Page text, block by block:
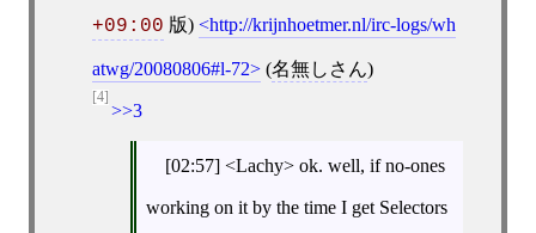
+09:00 版) http://krijnhoetmer.nl/irc-logs/wh
atwg/20080806#l-72 (名無しさん)
[4]
>>3
[02:57] <Lachy> ok. well, if no-ones
working on it by the time I get Selectors